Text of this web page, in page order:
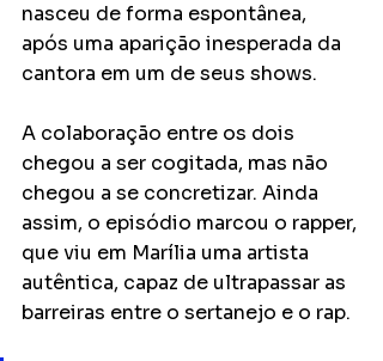
nasceu de forma espontânea,
após uma aparição inesperada da
cantora em um de seus shows.
A colaboração entre os dois
chegou a ser cogitada, mas não
chegou a se concretizar. Ainda
assim, o episódio marcou o rapper,
que viu em Marília uma artista
autêntica, capaz de ultrapassar as
barreiras entre o sertanejo e o rap.